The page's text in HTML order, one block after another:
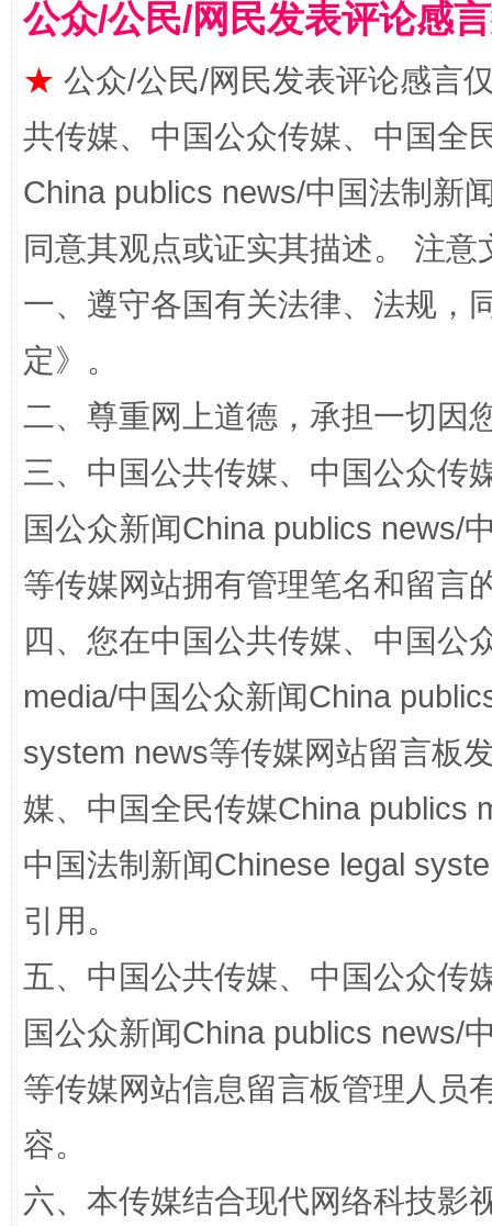
阿坝州三大球赛在茂县开幕 规模
国家大学科技园优化重塑工作
公众/公民/网民发表评论感
★ 公众/公民/网民发表评论感言
共传媒、中国公众传媒、中国全
China publics news/中国法制新
同意其观点或证实其描述。 注
一、遵守各国有关法律、法规，
定》。
二、尊重网上道德，承担一切因
三、中国公共传媒、中国公众传
国公众新闻China publics news/
等传媒网站拥有管理笔名和留言
四、您在中国公共传媒、中国公
media/中国公众新闻China
system news等传媒网站留言板
媒、中国全民传媒China publics
中国法制新闻Chinese legal
引用。
五、中国公共传媒、中国公众传
国公众新闻China publics news/
等传媒网站信息留言板管理人员
容。
六、本传媒结合现代网络科技影